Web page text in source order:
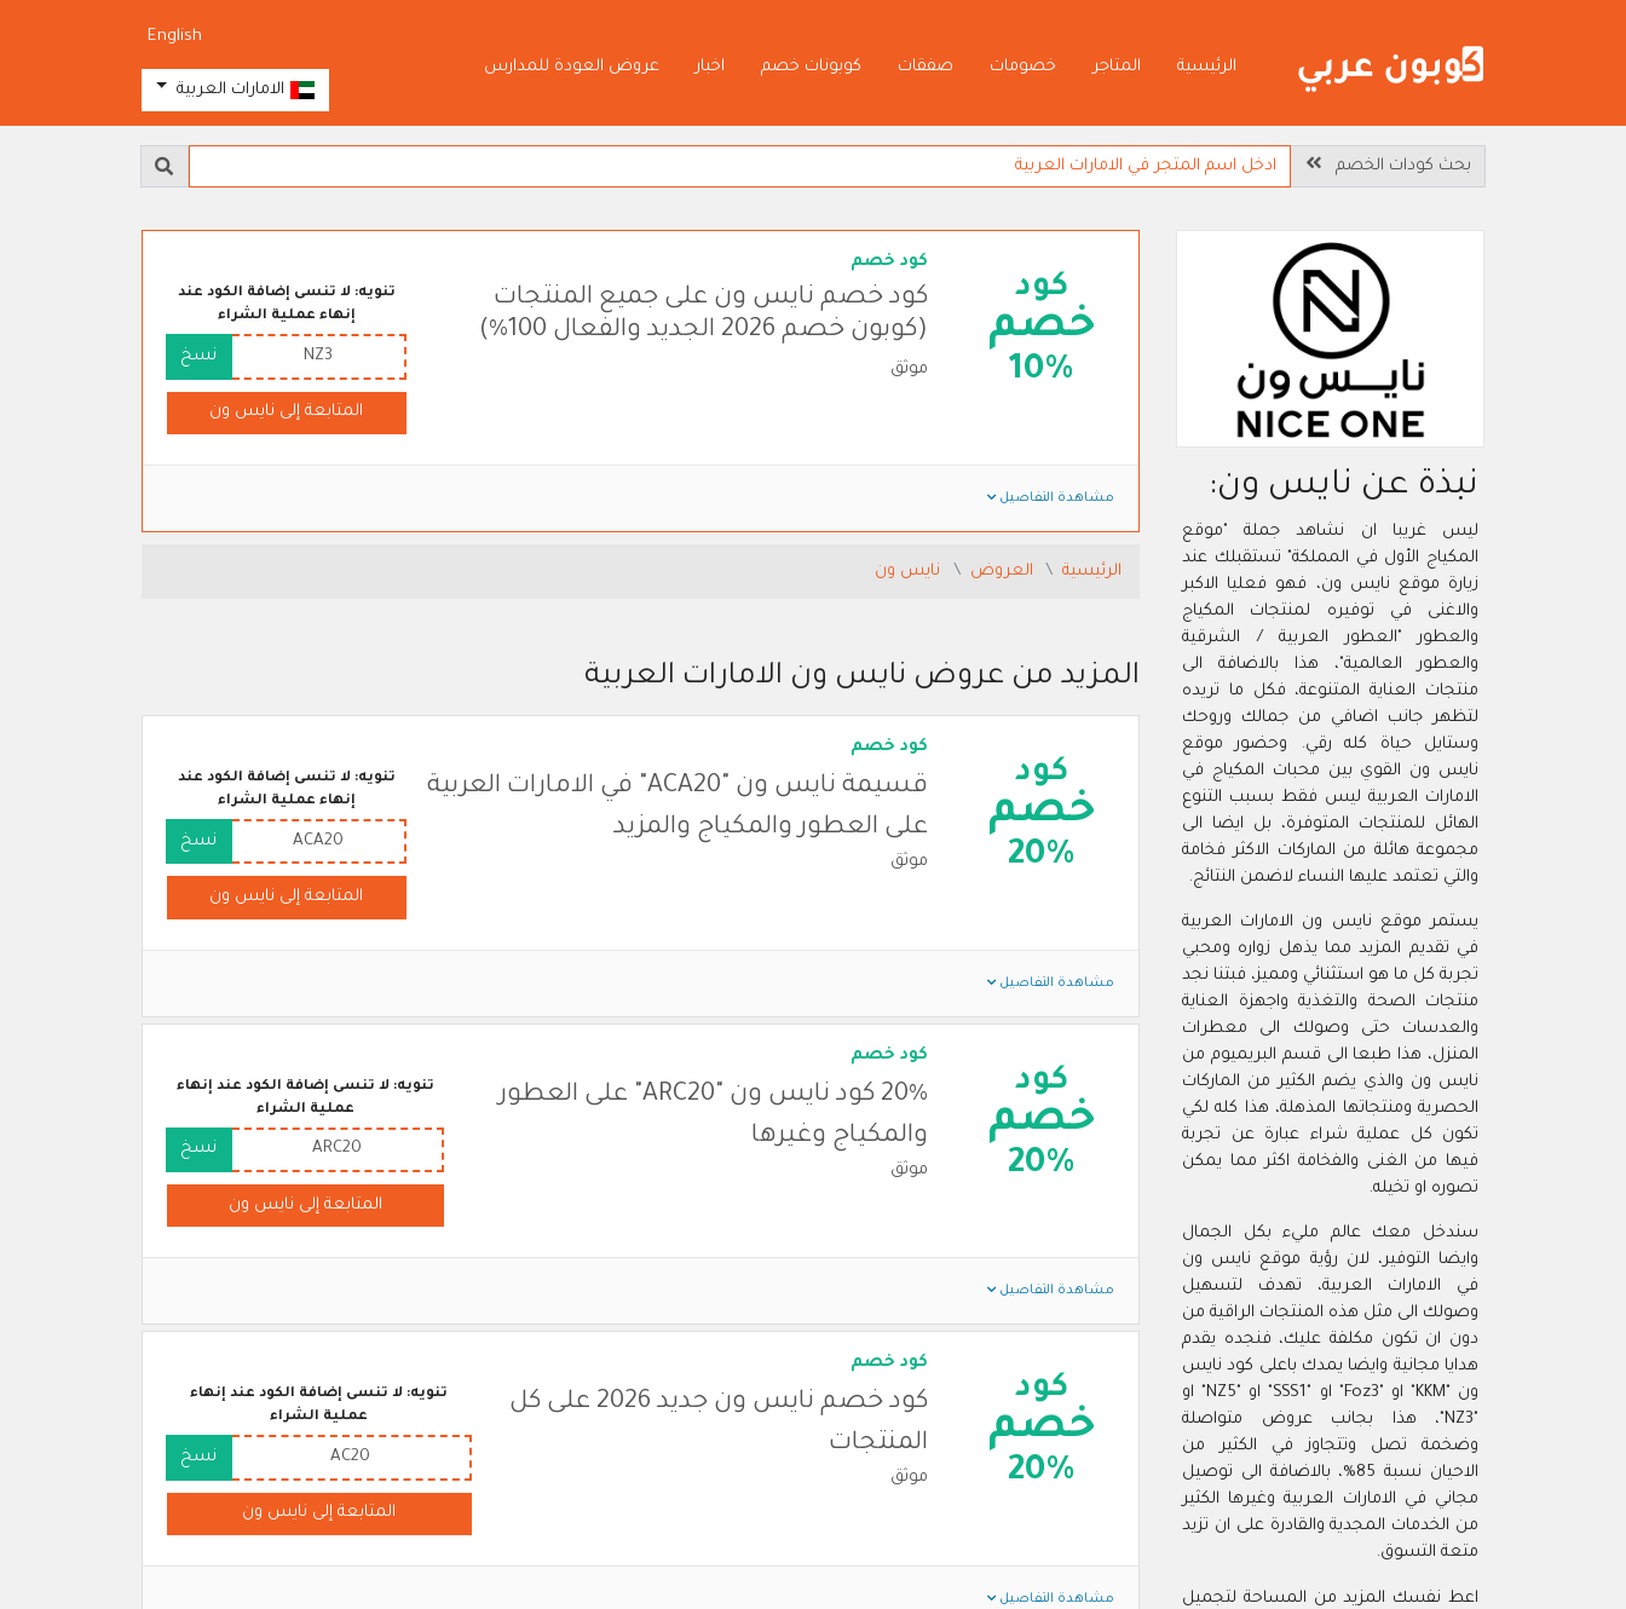
الرئيسية المتاجر خصومات صفقات كوبونات خصم اخبار عروض العودة للمدارس
English
الامارات العربية
بحث كودات الخصم
كود
خصم
10%
كود خصم
كود خصم نايس ون على جميع المنتجات
(كوبون خصم 2026 الجديد والفعال 100%)
موثق
تنويه: لا تنسى إضافة الكود عند
إنهاء عملية الشراء
NZ3 نسخ
المتابعة إلى نايس ون
مشاهدة التفاصيل
الرئيسية العروض نايس ون
المزيد من عروض نايس ون الامارات العربية
كود
خصم
20%
كود خصم
قسيمة نايس ون "ACA20" في الامارات العربية
على العطور والمكياج والمزيد
موثق
تنويه: لا تنسى إضافة الكود عند
إنهاء عملية الشراء
ACA20 نسخ
المتابعة إلى نايس ون
مشاهدة التفاصيل
كود
خصم
20%
كود خصم
20% كود نايس ون "ARC20" على العطور
والمكياج وغيرها
موثق
تنويه: لا تنسى إضافة الكود عند إنهاء
عملية الشراء
ARC20 نسخ
المتابعة إلى نايس ون
مشاهدة التفاصيل
كود
خصم
20%
كود خصم
كود خصم نايس ون جديد 2026 على كل
المنتجات
موثق
تنويه: لا تنسى إضافة الكود عند إنهاء
عملية الشراء
AC20 نسخ
المتابعة إلى نايس ون
مشاهدة التفاصيل
نبذة عن نايس ون:
ليس غريبا ان نشاهد جملة "موقع
المكياج الأول في المملكة" تستقبلك عند
زيارة موقع نايس ون، فهو فعليا الاكبر
والاغنى في توفيره لمنتجات المكياج
والعطور "العطور العربية / الشرقية
والعطور العالمية"، هذا بالاضافة الى
منتجات العناية المتنوعة، فكل ما تريده
لتظهر جانب اضافي من جمالك وروحك
وستايل حياة كله رقي. وحضور موقع
نايس ون القوي بين محبات المكياج في
الامارات العربية ليس فقط بسبب التنوع
الهائل للمنتجات المتوفرة، بل ايضا الى
مجموعة هائلة من الماركات الاكثر فخامة
والتي تعتمد عليها النساء لاضمن النتائج.
يستمر موقع نايس ون الامارات العربية
في تقديم المزيد مما يذهل زواره ومحبي
تجربة كل ما هو استثنائي ومميز، فبتنا نجد
منتجات الصحة والتغذية واجهزة العناية
والعدسات حتى وصولك الى معطرات
المنزل، هذا طبعا الى قسم البريميوم من
نايس ون والذي يضم الكثير من الماركات
الحصرية ومنتجاتها المذهلة، هذا كله لكي
تكون كل عملية شراء عبارة عن تجربة
فيها من الغنى والفخامة اكثر مما يمكن
تصوره او تخيله.
سندخل معك عالم مليء بكل الجمال
وايضا التوفير، لان رؤية موقع نايس ون
في الامارات العربية، تهدف لتسهيل
وصولك الى مثل هذه المنتجات الراقية من
دون ان تكون مكلفة عليك، فنجده يقدم
هدايا مجانية وايضا يمدك باعلى كود نايس
ون "KKM" او "Foz3" او "SSS1" او "NZ5" او
"NZ3"، هذا بجانب عروض متواصلة
وضخمة تصل وتتجاوز في الكثير من
الاحيان نسبة 85%، بالاضافة الى توصيل
مجاني في الامارات العربية وغيرها الكثير
من الخدمات المجدية والقادرة على ان تزيد
متعة التسوق.
اعط نفسك المزيد من المساحة لتجميل